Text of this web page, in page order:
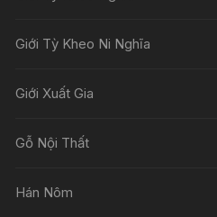
Giới Tỳ Kheo Ni Nghĩa
Giới Xuất Gia
Gỗ Nội Thất
Hán Nôm